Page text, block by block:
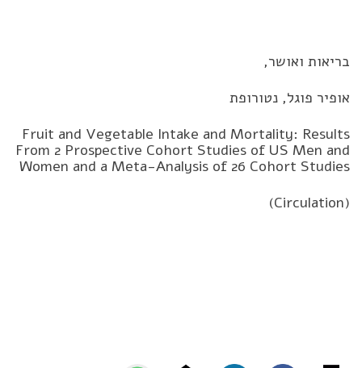
בריאות ואושר,
אופיר פוגל, נטורופת
Fruit and Vegetable Intake and Mortality: Results
From 2 Prospective Cohort Studies of US Men and
Women and a Meta-Analysis of 26 Cohort Studies
(Circulation)